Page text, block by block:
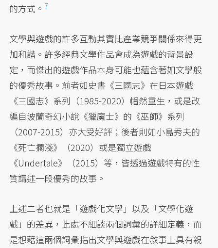
的方式。 7
文學與遊戲的許多互動其實比產業競爭關係來得更
加和諧。許多經典文學作品會成為遊戲的背景設
定，而傑出的遊戲作品本身可能也蘊含著如文學般
的優秀故事。前者如史書《三國志》在日本遊戲
《三國志》系列（1985-2020）幡然重生，或是改
編自波蘭奇幻小說《獵魔士》的《巫師》系列
（2007-2015）亦大受好評；後者則如小島秀夫的
《死亡擱淺》（2020）或是獨立遊戲
《Undertale》（2015）等，皆透過遊戲特有的性
質講述一段優秀的故事。
上述二者也就是「遊戲化文學」以及「文學化遊
戲」的差異，此處不細談兩個詞彙的詳細定義，而
是想藉這兩個詞彙指出文學與遊戲在敘事上具有親